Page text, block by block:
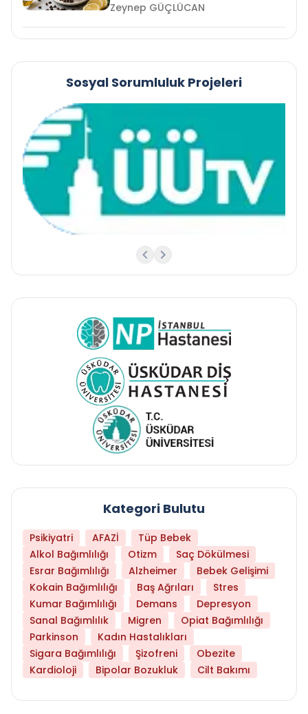
Zeynep GÜÇLÜCAN
Sosyal Sorumluluk Projeleri
Kategori Bulutu
Psikiyatri AFAZİ
Tüp Bebek
Alkol Bağımlılığı
Otizm
Saç Dökülmesi
Esrar Bağımlılığı
Alzheimer
Bebek Gelişimi
Kokain Bağımlılığı
Baş Ağrıları
Stres
Kumar Bağımlılığı
Demans
Depresyon
Sanal Bağımlılık
Migren
Opiat Bağımlılığı
Parkinson
Kadın Hastalıkları
Sigara Bağımlılığı
Şizofreni
Obezite
Kardioloji
Bipolar Bozukluk Cilt Bakımı